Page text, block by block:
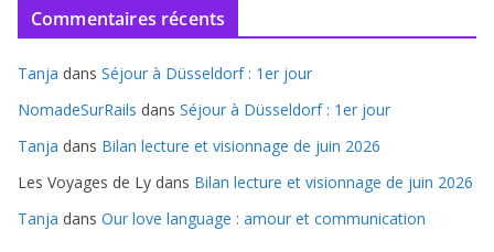
v
e
s
Commentaires récents
Tanja dans Séjour à Düsseldorf : 1er jour
NomadeSurRails dans Séjour à Düsseldorf : 1er jour
Tanja dans Bilan lecture et visionnage de juin 2026
Les Voyages de Ly dans Bilan lecture et visionnage de juin 2026
Tanja dans Our love language : amour et communication